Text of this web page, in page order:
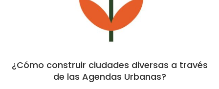
¿Cómo construir ciudades diversas a través
de las Agendas Urbanas?